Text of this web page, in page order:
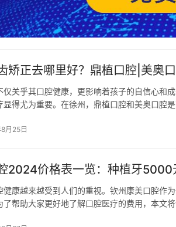
矫正去哪里好？鼎植口腔|美奥
仅关乎其口腔健康，更影响着孩子的自信心和
显得尤为重要。在徐州，鼎植口腔和美奥口腔
月25日
2024价格表一览：种植牙
健康越来越受到人们的重视。钦州康美口腔作
了帮助大家更好地了解口腔医疗的费用，本文